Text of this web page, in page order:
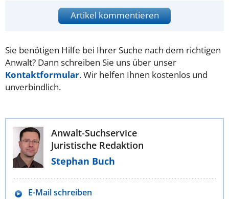
Artikel kommentieren
Sie benötigen Hilfe bei Ihrer Suche nach dem richtigen
Anwalt? Dann schreiben Sie uns über unser
Kontaktformular. Wir helfen Ihnen kostenlos und
unverbindlich.
Anwalt-Suchservice
Juristische Redaktion
Stephan Buch
E-Mail schreiben